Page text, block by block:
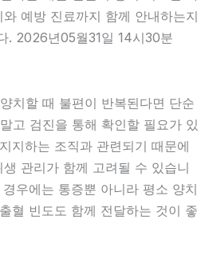
예방 진료까지 함께 안내하는지
. 2026년05월31일 14시30분
치할 때 불편이 반복된다면 단순
고 검진을 통해 확인할 필요가 있
지하는 조직과 관련되기 때문에
관리가 함께 고려될 수 있습니
우에는 통증뿐 아니라 평소 양치
혈 빈도도 함께 전달하는 것이 좋